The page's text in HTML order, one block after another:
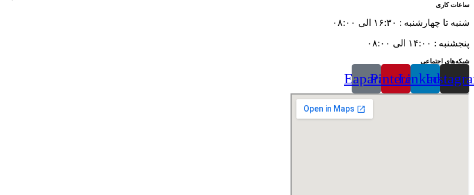
ساعات کاری
شنبه تا چهارشنبه : ۱۶:۳۰ الی ۰۸:۰۰
پنجشنبه : ۱۴:۰۰ الی ۰۸:۰۰
شبکه‌های اجتماعی
Linkedin
Pinterest
Eaparat